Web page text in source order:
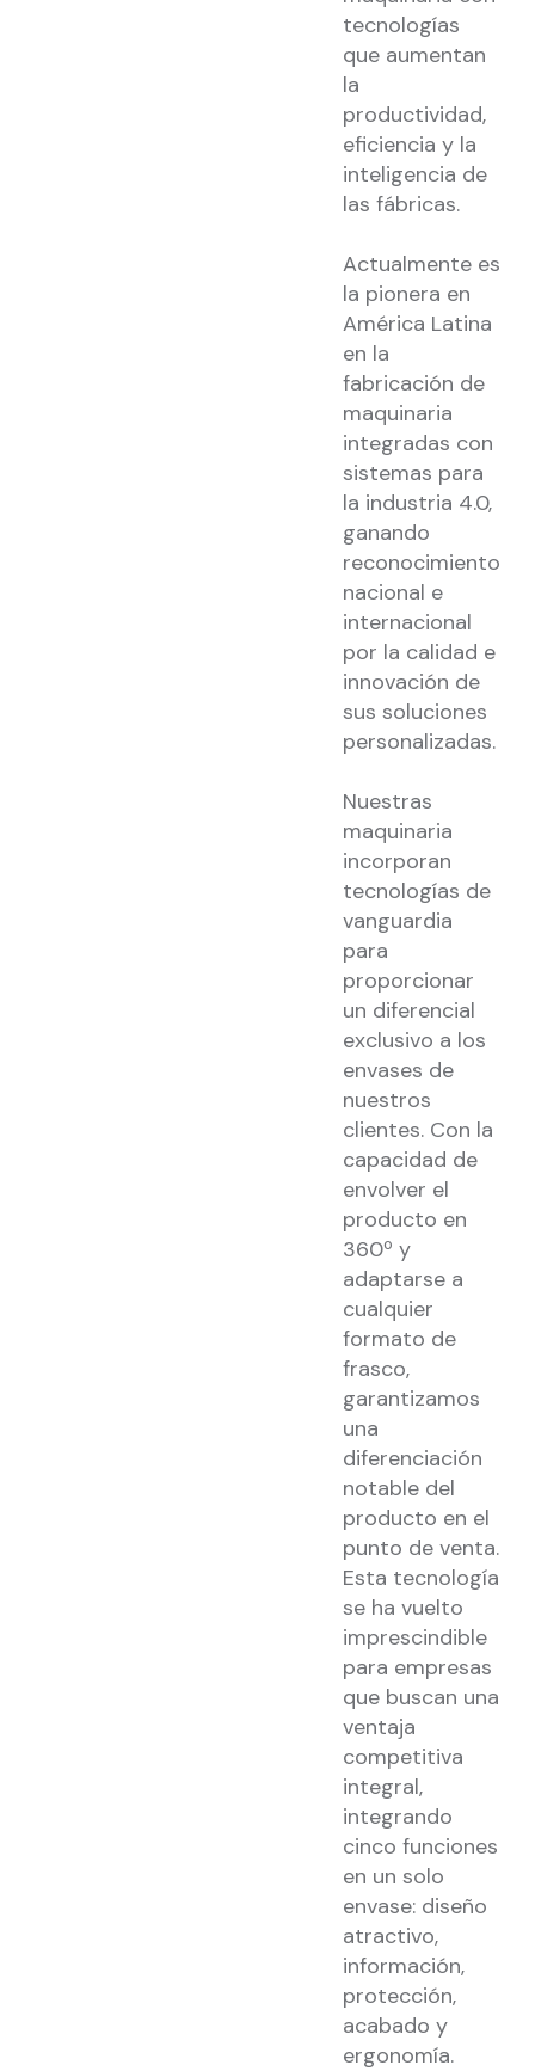
tecnologías
que aumentan
la
productividad,
eficiencia y la
inteligencia de
las fábricas.
Actualmente es
la pionera en
América Latina
en la
fabricación de
maquinaria
integradas con
sistemas para
la industria 4.0,
ganando
reconocimiento
nacional e
internacional
por la calidad e
innovación de
sus soluciones
personalizadas.
Nuestras
maquinaria
incorporan
tecnologías de
vanguardia
para
proporcionar
un diferencial
exclusivo a los
envases de
nuestros
clientes. Con la
capacidad de
envolver el
producto en
360º y
adaptarse a
cualquier
formato de
frasco,
garantizamos
una
diferenciación
notable del
producto en el
punto de venta.
Esta tecnología
se ha vuelto
imprescindible
para empresas
que buscan una
ventaja
competitiva
integral,
integrando
cinco funciones
en un solo
envase: diseño
atractivo,
información,
protección,
acabado y
ergonomía.